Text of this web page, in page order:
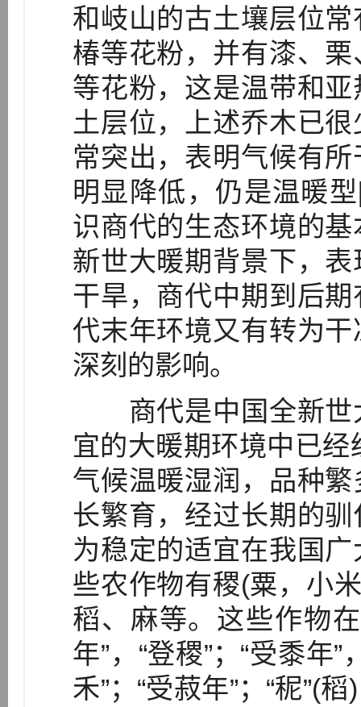
和岐山的古土壤层位
椿等花粉，并有漆、
等花粉，这是温带和
土层位，上述乔木已
常突出，表明气候有
明显降低，仍是温暖
识商代的生态环境的
新世大暖期背景下，
干旱，商代中期到后
代末年环境又有转为
深刻的影响。
商代是中国全新世
宜的大暖期环境中已
气候温暖湿润，品种
长繁育，经过长期的
为稳定的适宜在我国
些农作物有稷(粟，小
稻、麻等。这些作物
年”，“登稷”；“受黍年”
禾”；“受菽年”；“秜”(